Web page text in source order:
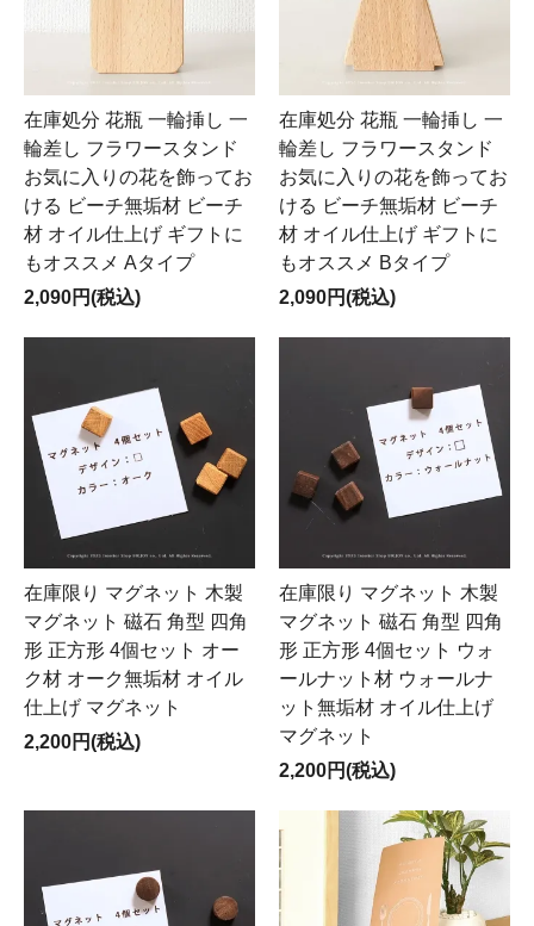
在庫処分 花瓶 一輪挿し 一
輪差し フラワースタンド
お気に入りの花を飾ってお
ける ビーチ無垢材 ビーチ
材 オイル仕上げ ギフトに
もオススメ Aタイプ
2,090円(税込)
在庫処分 花瓶 一輪挿し 一
輪差し フラワースタンド
お気に入りの花を飾ってお
ける ビーチ無垢材 ビーチ
材 オイル仕上げ ギフトに
もオススメ Bタイプ
2,090円(税込)
在庫限り マグネット 木製
マグネット 磁石 角型 四角
形 正方形 4個セット オー
ク材 オーク無垢材 オイル
仕上げ マグネット
2,200円(税込)
在庫限り マグネット 木製
マグネット 磁石 角型 四角
形 正方形 4個セット ウォ
ールナット材 ウォールナ
ット無垢材 オイル仕上げ
マグネット
2,200円(税込)